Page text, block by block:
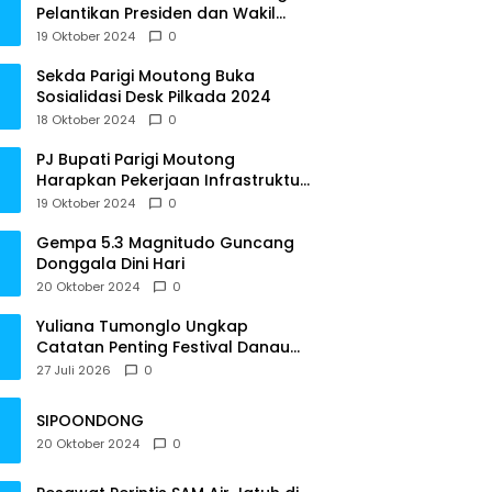
Pelantikan Presiden dan Wakil
Presiden RI
19 Oktober 2024 0
Sekda Parigi Moutong Buka
Sosialidasi Desk Pilkada 2024
18 Oktober 2024 0
PJ Bupati Parigi Moutong
Harapkan Pekerjaan Infrastruktur
Tepat Waktu
19 Oktober 2024 0
Gempa 5.3 Magnitudo Guncang
Donggala Dini Hari
20 Oktober 2024 0
Yuliana Tumonglo Ungkap
Catatan Penting Festival Danau
Lindu: Parkir hingga Toilet Harus
27 Juli 2026 0
SIPOONDONG
20 Oktober 2024 0